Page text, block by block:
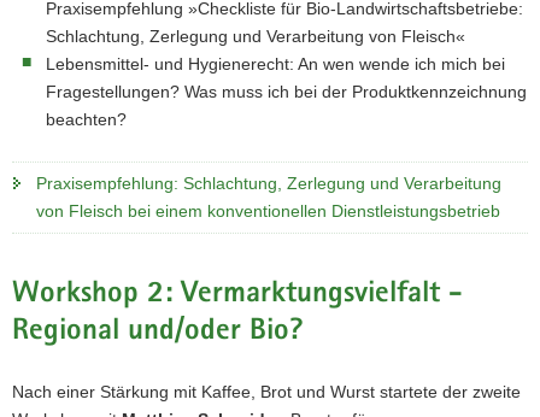
Praxisempfehlung »Checkliste für Bio-Landwirtschaftsbetriebe:
Schlachtung, Zerlegung und Verarbeitung von Fleisch«
Lebensmittel- und Hygienerecht: An wen wende ich mich bei
Fragestellungen? Was muss ich bei der Produktkennzeichnung
beachten?
Praxisempfehlung: Schlachtung, Zerlegung und Verarbeitung
von Fleisch bei einem konventionellen Dienstleistungsbetrieb
Workshop 2: Vermarktungsvielfalt -
Regional und/oder Bio?
Nach einer Stärkung mit Kaffee, Brot und Wurst startete der zweite